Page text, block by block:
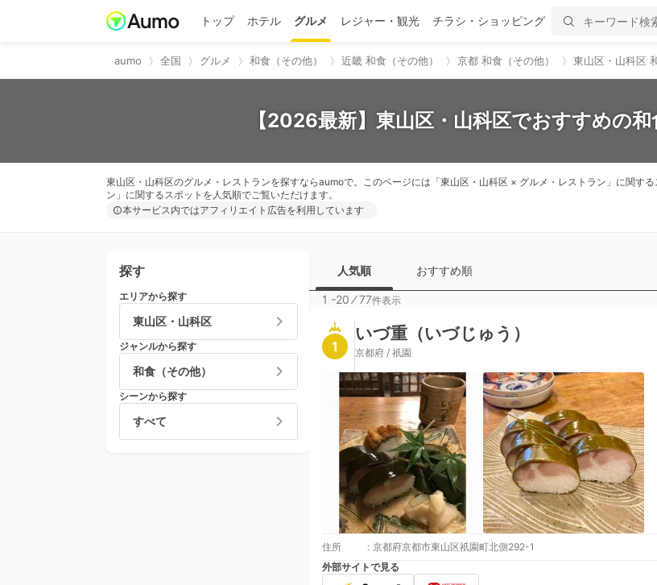
トップ ホテル グルメ レジャー・観光 チラシ・ショッピング
aumo 全国 グルメ 和食（その他） 近畿 和食（その他） 京都 和食（その他） 東山区・山科区
【2026最新】東山区・山科区でおすすめの
東山区・山科区のグルメ・レストランを探すならaumoで。このページには「東山区・山科区 × グルメ・レストラン」に関す
ン」に関するスポットを人気順でご覧いただけます。
本サービス内ではアフィリエイト広告を利用しています
探す
エリアから探す
東山区・山科区
ジャンルから探す
和食（その他）
シーンから探す
すべて
人気順 おすすめ順
1 -20 ⁄77件表示
1
いづ重（いづじゅう）
京都府 / 祇園
住所 : 京都府京都市東山区祇園町北側292-1
外部サイトで見る